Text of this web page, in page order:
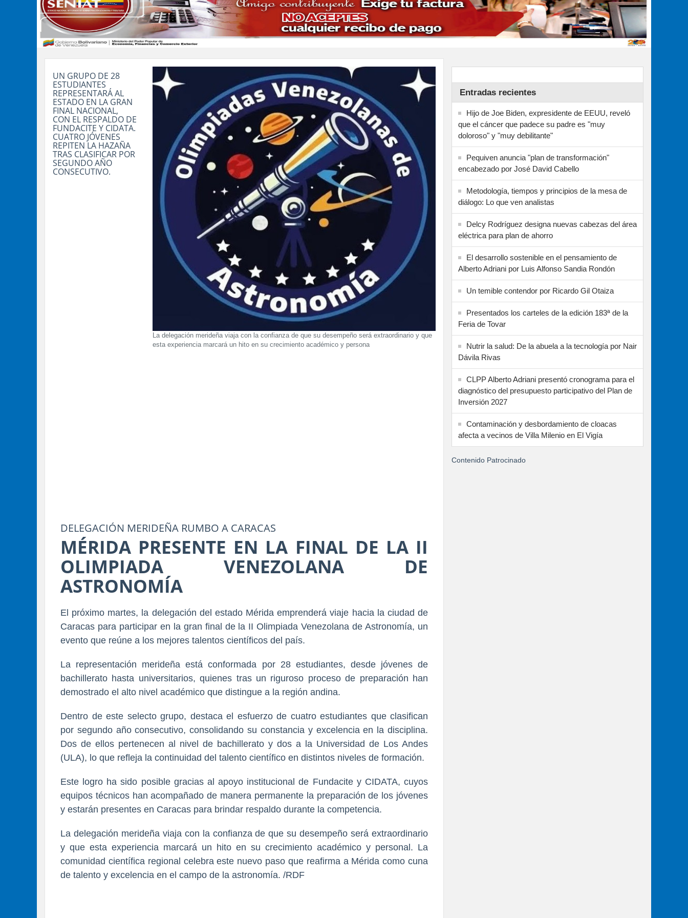
La delegación merideña viaja con la confianza de que su desempeño será extraordinario y que
esta experiencia marcará un hito en su crecimiento académico y persona
UN GRUPO DE 28
ESTUDIANTES
REPRESENTARÁ AL
ESTADO EN LA GRAN
FINAL NACIONAL,
CON EL RESPALDO DE
FUNDACITE Y CIDATA.
CUATRO JÓVENES
REPITEN LA HAZAÑA
TRAS CLASIFICAR POR
SEGUNDO AÑO
CONSECUTIVO.
DELEGACIÓN MERIDEÑA RUMBO A CARACAS
MÉRIDA PRESENTE EN LA FINAL DE LA II
OLIMPIADA VENEZOLANA DE
ASTRONOMÍA
El próximo martes, la delegación del estado Mérida emprenderá viaje hacia la ciudad de
Caracas para participar en la gran final de la II Olimpiada Venezolana de Astronomía, un
evento que reúne a los mejores talentos científicos del país.
La representación merideña está conformada por 28 estudiantes, desde jóvenes de
bachillerato hasta universitarios, quienes tras un riguroso proceso de preparación han
demostrado el alto nivel académico que distingue a la región andina.
Dentro de este selecto grupo, destaca el esfuerzo de cuatro estudiantes que clasifican
por segundo año consecutivo, consolidando su constancia y excelencia en la disciplina.
Dos de ellos pertenecen al nivel de bachillerato y dos a la Universidad de Los Andes
(ULA), lo que refleja la continuidad del talento científico en distintos niveles de formación.
Este logro ha sido posible gracias al apoyo institucional de Fundacite y CIDATA, cuyos
equipos técnicos han acompañado de manera permanente la preparación de los jóvenes
y estarán presentes en Caracas para brindar respaldo durante la competencia.
La delegación merideña viaja con la confianza de que su desempeño será extraordinario
y que esta experiencia marcará un hito en su crecimiento académico y personal. La
comunidad científica regional celebra este nuevo paso que reafirma a Mérida como cuna
de talento y excelencia en el campo de la astronomía. /RDF
Entradas recientes
Hijo de Joe Biden, expresidente de EEUU, reveló
que el cáncer que padece su padre es "muy
doloroso" y "muy debilitante"
Pequiven anuncia "plan de transformación"
encabezado por José David Cabello
Metodología, tiempos y principios de la mesa de
diálogo: Lo que ven analistas
Delcy Rodríguez designa nuevas cabezas del área
eléctrica para plan de ahorro
El desarrollo sostenible en el pensamiento de
Alberto Adriani por Luis Alfonso Sandia Rondón
Un temible contendor por Ricardo Gil Otaiza
Presentados los carteles de la edición 183ª de la
Feria de Tovar
Nutrir la salud: De la abuela a la tecnología por Nair
Dávila Rivas
CLPP Alberto Adriani presentó cronograma para el
diagnóstico del presupuesto participativo del Plan de
Inversión 2027
Contaminación y desbordamiento de cloacas
afecta a vecinos de Villa Milenio en El Vigía
Contenido Patrocinado